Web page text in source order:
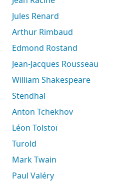
Jules Renard
Arthur Rimbaud
Edmond Rostand
Jean-Jacques Rousseau
William Shakespeare
Stendhal
Anton Tchekhov
Léon Tolstoï
Turold
Mark Twain
Paul Valéry